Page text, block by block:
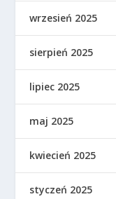
wrzesień 2025
sierpień 2025
lipiec 2025
maj 2025
kwiecień 2025
styczeń 2025